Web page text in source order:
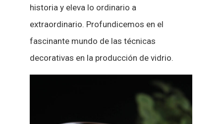
historia y eleva lo ordinario a
extraordinario. Profundicemos en el
fascinante mundo de las técnicas
decorativas en la producción de vidrio.